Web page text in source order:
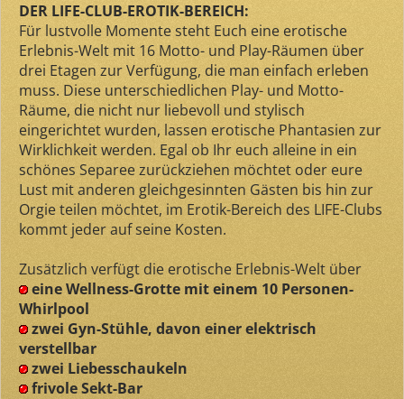
DER LIFE-CLUB-EROTIK-BEREICH:
Für lustvolle Momente steht Euch eine erotische
Erlebnis-Welt mit 16 Motto- und Play-Räumen über
drei Etagen zur Verfügung, die man einfach erleben
muss. Diese unterschiedlichen Play- und Motto-
Räume, die nicht nur liebevoll und stylisch
eingerichtet wurden, lassen erotische Phantasien zur
Wirklichkeit werden. Egal ob Ihr euch alleine in ein
schönes Separee zurückziehen möchtet oder eure
Lust mit anderen gleichgesinnten Gästen bis hin zur
Orgie teilen möchtet, im Erotik-Bereich des LIFE-Clubs
kommt jeder auf seine Kosten.
Zusätzlich verfügt die erotische Erlebnis-Welt über
eine Wellness-Grotte mit einem 10 Personen-
Whirlpool
zwei Gyn-Stühle, davon einer elektrisch
verstellbar
zwei Liebesschaukeln
frivole Sekt-Bar